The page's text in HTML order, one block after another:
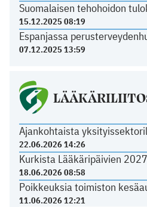
Suomalaisen tehohoidon
15.12.2025 08:19
Espanjassa
07.12.2025 13:59
Ajankohtaista
22.06.2026 14:26
Kurkista Lääkäripäivien
18.06.2026 08:58
Poikkeuksia toimiston
11.06.2026 12:21